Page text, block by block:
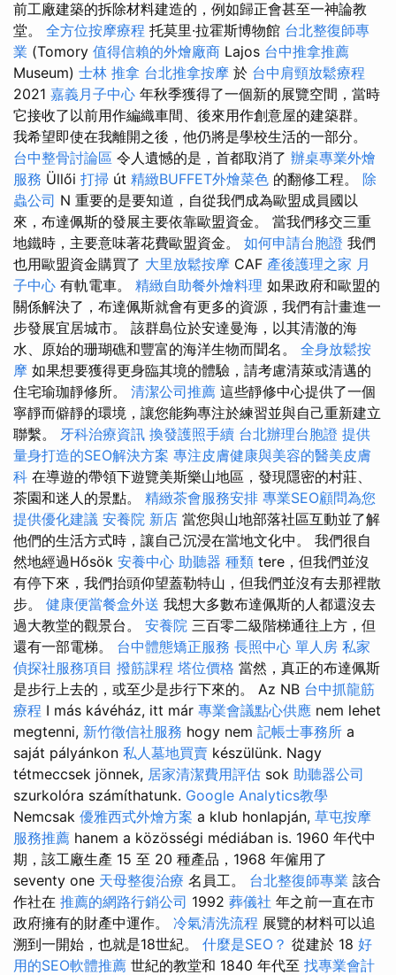
前工廠建築的拆除材料建造的，例如歸正會甚至一神論教
堂。 全方位按摩療程 托莫里·拉霍斯博物館 台北整復師專
業 (Tomory 值得信賴的外燴廠商 Lajos 台中推拿推薦
Museum) 士林 推拿 台北推拿按摩 於 台中肩頸放鬆療程
2021 嘉義月子中心 年秋季獲得了一個新的展覽空間，當時
它接收了以前用作編織車間、後來用作創意屋的建築群。
我希望即使在我離開之後，他仍將是學校生活的一部分。
台中整骨討論區 令人遺憾的是，首都取消了 辦桌專業外燴
服務 Üllői 打掃 út 精緻BUFFET外燴菜色 的翻修工程。 除
蟲公司 N 重要的是要知道，自從我們成為歐盟成員國以
來，布達佩斯的發展主要依靠歐盟資金。 當我們移交三重
地鐵時，主要意味著花費歐盟資金。 如何申請台胞證 我們
也用歐盟資金購買了 大里放鬆按摩 CAF 產後護理之家 月
子中心 有軌電車。 精緻自助餐外燴料理 如果政府和歐盟的
關係解決了，布達佩斯就會有更多的資源，我們有計畫進一
步發展宜居城市。 該群島位於安達曼海，以其清澈的海
水、原始的珊瑚礁和豐富的海洋生物而聞名。 全身放鬆按
摩 如果想要獲得更身臨其境的體驗，請考慮清萊或清邁的
住宅瑜珈靜修所。 清潔公司推薦 這些靜修中心提供了一個
寧靜而僻靜的環境，讓您能夠專注於練習並與自己重新建立
聯繫。 牙科治療資訊 換發護照手續 台北辦理台胞證 提供
量身打造的SEO解決方案 專注皮膚健康與美容的醫美皮膚
科 在導遊的帶領下遊覽美斯樂山地區，發現隱密的村莊、
茶園和迷人的景點。 精緻茶會服務安排 專業SEO顧問為您
提供優化建議 安養院 新店 當您與山地部落社區互動並了解
他們的生活方式時，讓自己沉浸在當地文化中。 我們很自
然地經過Hősök 安養中心 助聽器 種類 tere，但我們並沒
有停下來，我們抬頭仰望蓋勒特山，但我們並沒有去那裡散
步。 健康便當餐盒外送 我想大多數布達佩斯的人都還沒去
過大教堂的觀景台。 安養院 三百零二級階梯通往上方，但
還有一部電梯。 台中體態矯正服務 長照中心 單人房 私家
偵探社服務項目 撥筋課程 塔位價格 當然，真正的布達佩斯
是步行上去的，或至少是步行下來的。 Az NB 台中抓龍筋
療程 I más kávéház, itt már 專業會議點心供應 nem lehet
megtenni, 新竹徵信社服務 hogy nem 記帳士事務所 a
saját pályánkon 私人墓地買賣 készülünk. Nagy
tétmeccsek jönnek, 居家清潔費用評估 sok 助聽器公司
szurkolóra számíthatunk. Google Analytics教學
Nemcsak 優雅西式外燴方案 a klub honlapján, 草屯按摩
服務推薦 hanem a közösségi médiában is. 1960 年代中
期，該工廠生產 15 至 20 種產品，1968 年僱用了
seventy one 天母整復治療 名員工。 台北整復師專業 該合
作社在 推薦的網路行銷公司 1992 葬儀社 年之前一直在市
政府擁有的財產中運作。 冷氣清洗流程 展覽的材料可以追
溯到一開始，也就是18世紀。 什麼是SEO？ 從建於 18 好
用的SEO軟體推薦 世紀的教堂和 1840 年代至 找專業會計